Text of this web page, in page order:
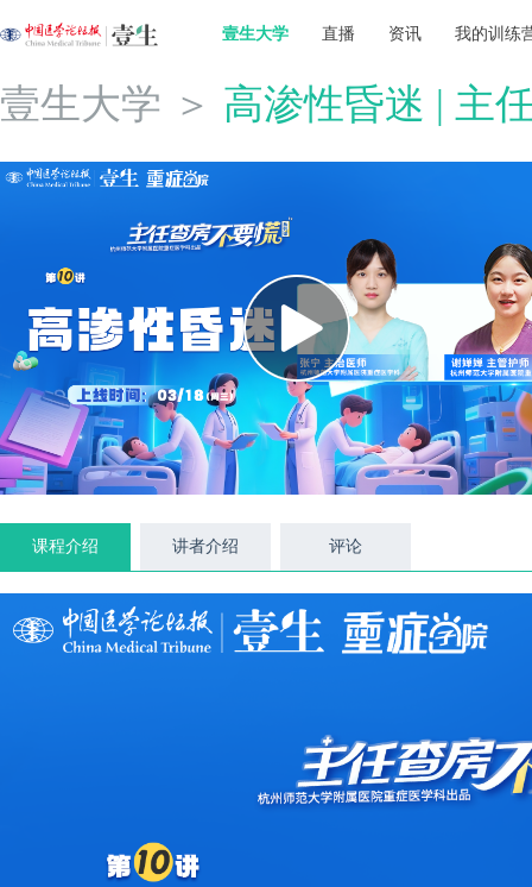
壹生大学 直播 资讯 我的训练
壹生大学 ＞ 高渗性昏迷 | 主
课程介绍 讲者介绍 评论